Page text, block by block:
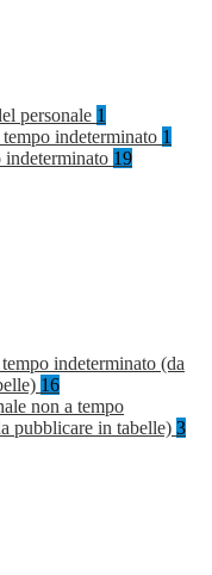
personale 1
indeterminato 1
indeterminato 19
indeterminato (da
16
non a tempo
pubblicare in tabelle) 3